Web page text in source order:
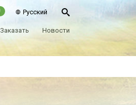
Русский
Заказать Новости